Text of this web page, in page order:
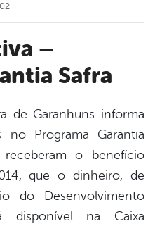
Safra
de Garanhuns informa
no Programa Garantia
o benefício
que o dinheiro, de
do Desenvolvimento
disponível na Caixa